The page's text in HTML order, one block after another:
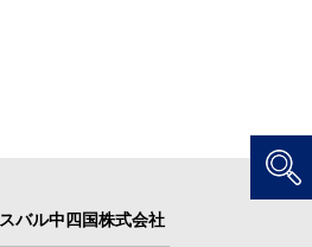
スバル中四国株式会社